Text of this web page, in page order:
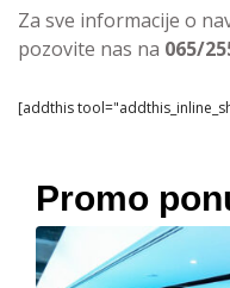
Za sve informacije o
pozovite nas na 065/
[addthis
Promo